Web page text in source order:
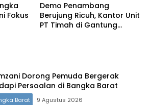
Fokus
Demo Penambang
Berujung Ricuh, Kantor Unit
PT Timah di Gantung
Dorong Pemuda Bergerak
Persoalan di Bangka Barat
Barat 9 Agustus 2026